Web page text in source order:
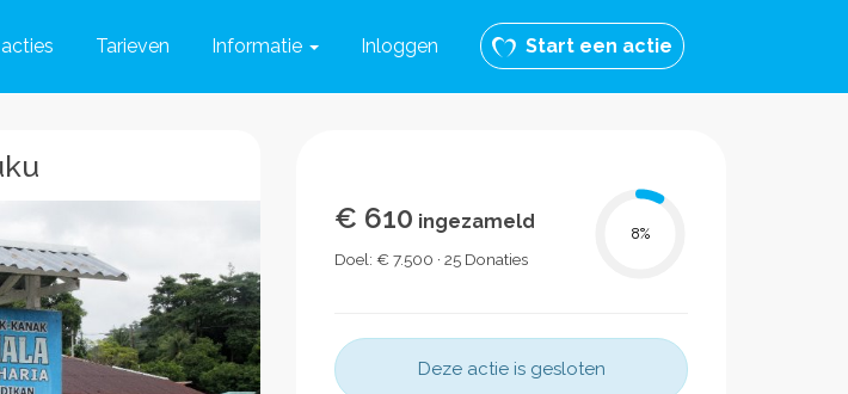
Tarieven Informatie Inloggen Start een actie
€ 610 ingezameld
Doel: € 7.500 · 25 Donaties
8%
Deze actie is gesloten